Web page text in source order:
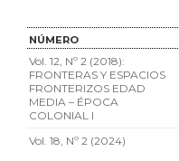
NÚMERO
Vol. 12, Nº 2 (2018):
FRONTERAS Y ESPACIOS
FRONTERIZOS EDAD
MEDIA – ÉPOCA
COLONIAL I
Vol. 18, Nº 2 (2024)